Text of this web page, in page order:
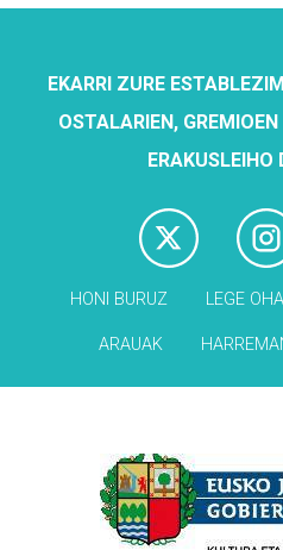
EKARRI ZURE
OSTALARIEN,
ERAKUSLEIHO
HONI BURUZ LEGE
ARAUAK